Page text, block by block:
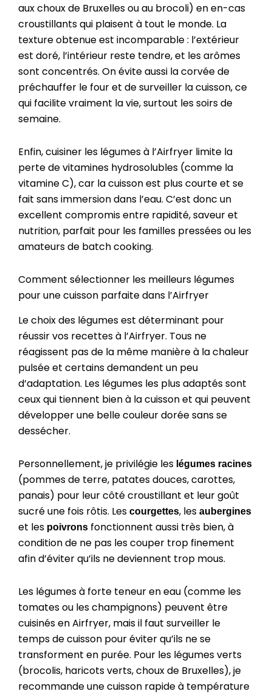
aux choux de Bruxelles ou au brocoli) en en-cas
croustillants qui plaisent à tout le monde. La
texture obtenue est incomparable : l’extérieur
est doré, l’intérieur reste tendre, et les arômes
sont concentrés. On évite aussi la corvée de
préchauffer le four et de surveiller la cuisson, ce
qui facilite vraiment la vie, surtout les soirs de
semaine.
Enfin, cuisiner les légumes à l’Airfryer limite la
perte de vitamines hydrosolubles (comme la
vitamine C), car la cuisson est plus courte et se
fait sans immersion dans l’eau. C’est donc un
excellent compromis entre rapidité, saveur et
nutrition, parfait pour les familles pressées ou les
amateurs de batch cooking.
Comment sélectionner les meilleurs légumes
pour une cuisson parfaite dans l’Airfryer
Le choix des légumes est déterminant pour
réussir vos recettes à l’Airfryer. Tous ne
réagissent pas de la même manière à la chaleur
pulsée et certains demandent un peu
d’adaptation. Les légumes les plus adaptés sont
ceux qui tiennent bien à la cuisson et qui peuvent
développer une belle couleur dorée sans se
dessécher.
Personnellement, je privilégie les légumes racines
(pommes de terre, patates douces, carottes,
panais) pour leur côté croustillant et leur goût
sucré une fois rôtis. Les courgettes, les aubergines
et les poivrons fonctionnent aussi très bien, à
condition de ne pas les couper trop finement
afin d’éviter qu’ils ne deviennent trop mous.
Les légumes à forte teneur en eau (comme les
tomates ou les champignons) peuvent être
cuisinés en Airfryer, mais il faut surveiller le
temps de cuisson pour éviter qu’ils ne se
transforment en purée. Pour les légumes verts
(brocolis, haricots verts, choux de Bruxelles), je
recommande une cuisson rapide à température